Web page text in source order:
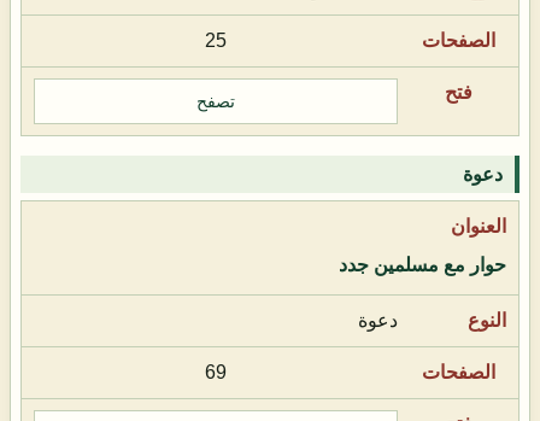
25
تصفح
دعوة
حوار مع مسلمين جدد
دعوة
69